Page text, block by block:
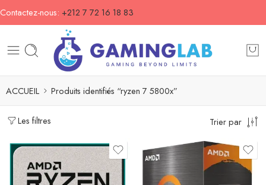
Contactez-nous: +212 7 72 16 18 83
ACCUEIL Produits identifiés “ryzen 7 5800x”
Les filtres Trier par